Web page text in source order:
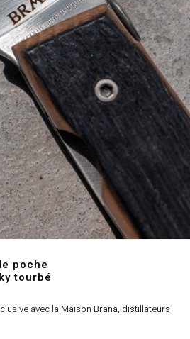
poche
tourbé
avec la Maison Brana, distillateurs